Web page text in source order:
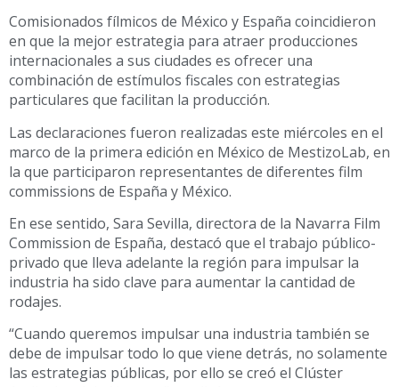
Comisionados fílmicos de México y España coincidieron
en que la mejor estrategia para atraer producciones
internacionales a sus ciudades es ofrecer una
combinación de estímulos fiscales con estrategias
particulares que facilitan la producción.
Las declaraciones fueron realizadas este miércoles en el
marco de la primera edición en México de MestizoLab, en
la que participaron representantes de diferentes film
commissions de España y México.
En ese sentido, Sara Sevilla, directora de la Navarra Film
Commission de España, destacó que el trabajo público-
privado que lleva adelante la región para impulsar la
industria ha sido clave para aumentar la cantidad de
rodajes.
“Cuando queremos impulsar una industria también se
debe de impulsar todo lo que viene detrás, no solamente
las estrategias públicas, por ello se creó el Clúster